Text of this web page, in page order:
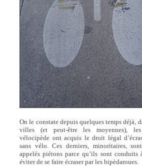
On le constate depuis quelques temps déjà,
villes (et peut-être les moyennes),
vélocipède ont acquis le droit légal
sans vélo. Ces derniers, minoritaires,
appelés piétons parce qu’ils sont conduits
éviter de se faire écraser par les bipèdaroues.